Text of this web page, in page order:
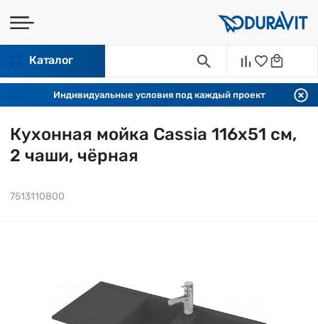
Каталог
Индивидуальные условия под каждый проект
Кухонная мойка Cassia 116х51 см,
2 чаши, чёрная
7513110800